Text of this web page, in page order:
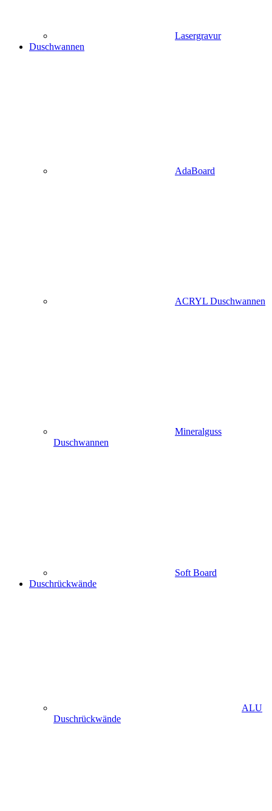
Lasergravur
Duschwannen
AdaBoard
ACRYL Duschwannen
Mineralguss
Duschwannen
Soft Board
Duschrückwände
ALU
Duschrückwände